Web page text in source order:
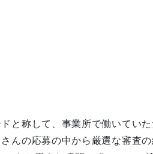
と称して、事業所で働いてい
んの応募の中から厳選な審査